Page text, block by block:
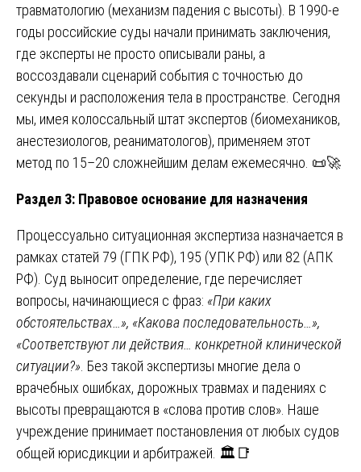
травматологию (механизм падения с высоты). В 1990-е
годы российские суды начали принимать заключения,
где эксперты не просто описывали раны, а
воссоздавали сценарий события с точностью до
секунды и расположения тела в пространстве. Сегодня
мы, имея колоссальный штат экспертов (биомехаников,
анестезиологов, реаниматологов), применяем этот
метод по 15–20 сложнейшим делам ежемесячно. 📜🚀
Раздел 3: Правовое основание для назначения
Процессуально ситуационная экспертиза назначается в
рамках статей 79 (ГПК РФ), 195 (УПК РФ) или 82 (АПК
РФ). Суд выносит определение, где перечисляет
вопросы, начинающиеся с фраз: «При каких
обстоятельствах…», «Какова последовательность…»,
«Соответствуют ли действия… конкретной клинической
ситуации?» . Без такой экспертизы многие дела о
врачебных ошибках, дорожных травмах и падениях с
высоты превращаются в «слова против слов». Наше
учреждение принимает постановления от любых судов
общей юрисдикции и арбитражей. 🏛️📑